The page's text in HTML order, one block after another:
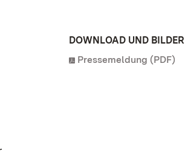
DOWNLOAD UND BILDER
Pressemeldung (PDF)